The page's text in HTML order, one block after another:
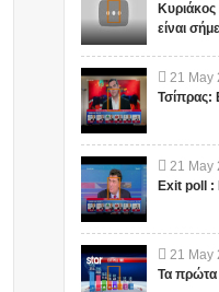
είναι
21 May
Τσίπρας:
21 May
Exit poll :
21 May
Τα πρώτα